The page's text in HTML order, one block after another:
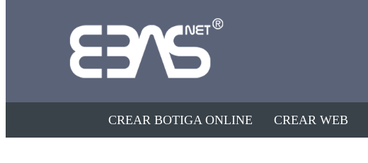
CREAR BOTIGA ONLINE CREAR WEB